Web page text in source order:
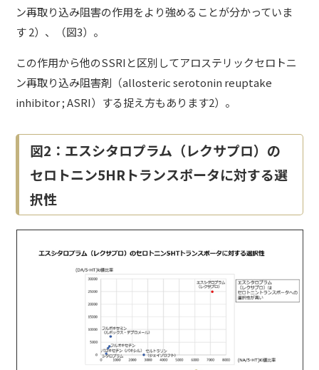
ン再取り込み阻害の作用をより強めることが分かっていま
す 2）、（図3）。
この作用から他のSSRIと区別してアロステリックセロトニ
ン再取り込み阻害剤（allosteric serotonin reuptake
inhibitor ; ASRI）する捉え方もあります2）。
図2：エスシタロプラム（レクサプロ）の
セロトニン5HRトランスポータに対する選
択性